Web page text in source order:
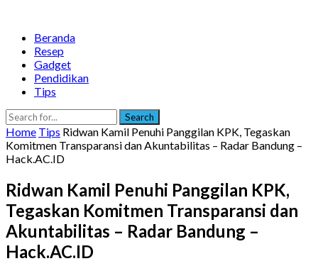
Beranda
Resep
Gadget
Pendidikan
Tips
Search
Home Tips Ridwan Kamil Penuhi Panggilan KPK, Tegaskan
Komitmen Transparansi dan Akuntabilitas – Radar Bandung –
Hack.AC.ID
Ridwan Kamil Penuhi Panggilan KPK,
Tegaskan Komitmen Transparansi dan
Akuntabilitas – Radar Bandung –
Hack.AC.ID